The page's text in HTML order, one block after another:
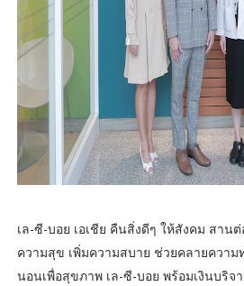
เล-ซี-บอย เอเชีย คืนสิ่งดีๆ ให้สังคม สาน
ความสุข เพิ่มความสบาย ช่วยคลายความ
นอนเพื่อสุขภาพ เล-ซี-บอย พร้อมเงินบริ